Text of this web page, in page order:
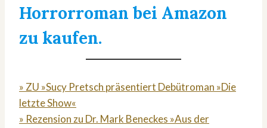
Horrorroman bei Amazon
zu kaufen.
» ZU »Sucy Pretsch präsentiert Debütroman »Die
letzte Show«
» Rezension zu Dr. Mark Beneckes »Aus der